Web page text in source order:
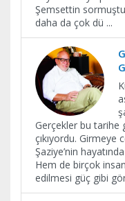
Şemsettin
daha da çok dü ...
Gerçekler bu tarihe
çıkıyordu.
Şaziye’nin
Hem de birçok
edilmesi güç gibi